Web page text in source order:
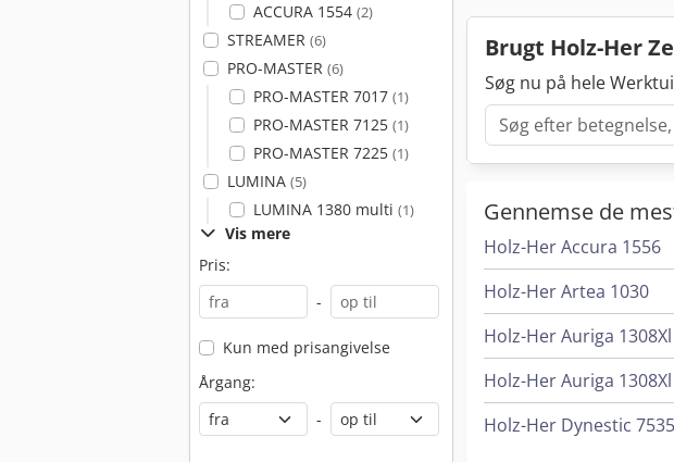
ACCURA 1554 (2)
STREAMER (6)
PRO-MASTER (6)
PRO-MASTER 7017 (1)
PRO-MASTER 7125 (1)
PRO-MASTER 7225 (1)
LUMINA (5)
LUMINA 1380 multi (1)
Vis mere
Pris:
-
Kun med prisangivelse
Årgang:
-
Brugt Holz-Her
Søg nu på hele
Gennemse de
Holz-Her Accura 1556
Holz-Her Artea 1030
Holz-Her Auriga 1308Xl
Holz-Her Dynestic 7535